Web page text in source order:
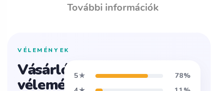
További információk